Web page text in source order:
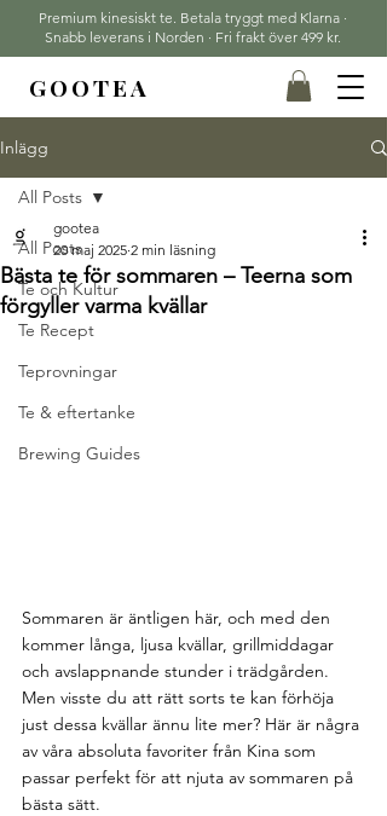
Premium kinesiskt te. Betala tryggt med Klarna ·
Snabb leverans i Norden · Fri frakt över 499 kr.
GOOTEA
Inlägg
All Posts
Te och Kultur
Te Recept
Teprovningar
Te & eftertanke
Brewing Guides
All Posts
Bästa te för sommaren – Teerna som
förgyller varma kvällar
gootea
20 maj 2025 2 min läsning
Sommaren är äntligen här, och med den
kommer långa, ljusa kvällar, grillmiddagar
och avslappnande stunder i trädgården.
Men visste du att rätt sorts te kan förhöja
just dessa kvällar ännu lite mer? Här är några
av våra absoluta favoriter från Kina som
passar perfekt för att njuta av sommaren på
bästa sätt.